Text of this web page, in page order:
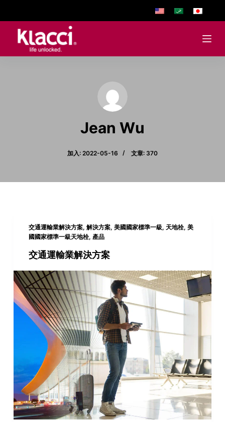
Jean Wu
加入: 2022-05-16 文章: 370
交通運輸業解決方案, 解決方案, 美國國家標準一級, 天地栓, 美
國國家標準一級天地栓, 產品
交通運輸業解決方案